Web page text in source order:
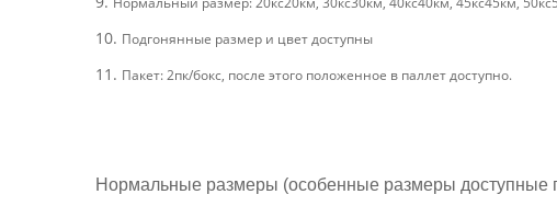
10. Подгонянные размер и цвет доступны
11. Пакет: 2пк/бокс, после этого положенное в паллет доступно.
Нормальные размеры (особенные размеры доступные